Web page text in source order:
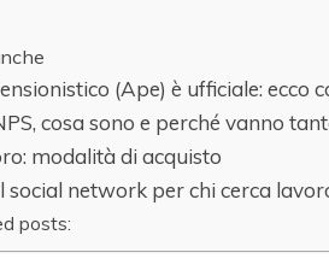
(Ape) è ufficiale: ecco
cosa sono e perché vanno
modalità di acquisto
social network per chi cerca
posts: